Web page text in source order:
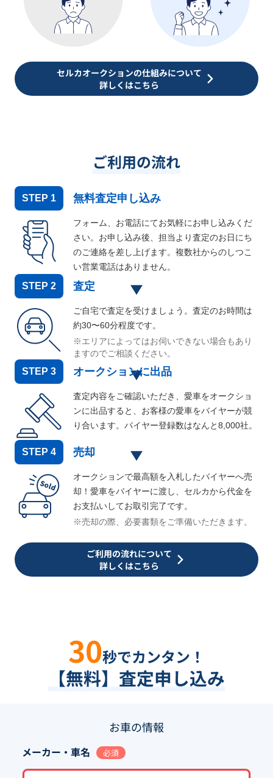
セルカオークションの仕組みについて
詳しくはこちら
ご利用の流れ
STEP 1 無料査定申し込み
フォーム、お電話にてお気軽にお申し込みくだ
さい。お申し込み後、担当より査定のお日にち
のご連絡を差し上げます。複数社からのしつこ
い営業電話はありません。
STEP 2 査定
ご自宅で査定を受けましょう。査定のお時間は
約30〜60分程度です。
※エリアによってはお伺いできない場合もあり
ますのでご相談ください。
STEP 3 オークションに出品
査定内容をご確認いただき、愛車をオークショ
ンに出品すると、お客様の愛車をバイヤーが競
り合います。バイヤー登録数はなんと8,000社。
STEP 4 売却
オークションで最高額を入札したバイヤーへ売
却！愛車をバイヤーに渡し、セルカから代金を
お支払いしてお取引完了です。
※売却の際、必要書類をご準備いただきます。
ご利用の流れについて
詳しくはこちら
30秒でカンタン！
【無料】査定申し込み
お車の情報
メーカー・車名 必須